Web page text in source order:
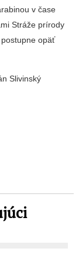
v čase
Stráže prírody
opäť
Slivinský